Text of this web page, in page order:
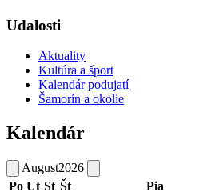
Udalosti
Aktuality
Kultúra a šport
Kalendár podujatí
Šamorín a okolie
Kalendár
August2026
Po Ut St Št Pia